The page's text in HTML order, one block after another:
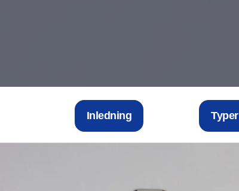
Inledning Typer